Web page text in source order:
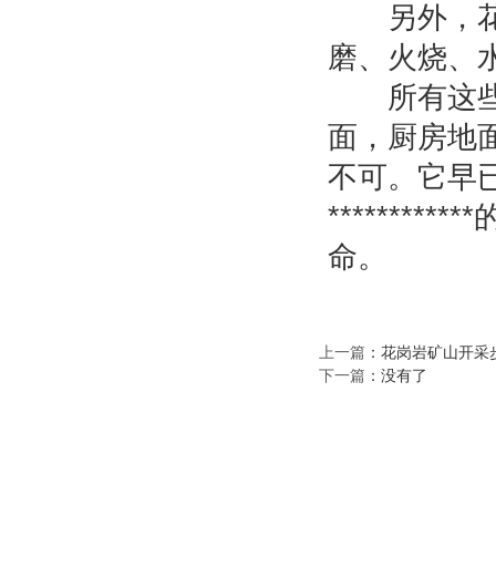
另外，花
磨、火烧、
所有这些
面，厨房地
不可。它早
************
命。
上一篇 ： 花岗岩矿山开采
下一篇 ：没有了